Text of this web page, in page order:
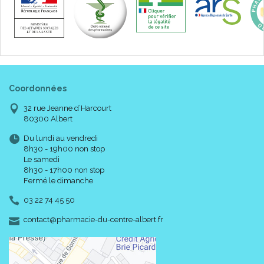
Coordonnées
32 rue Jeanne d’Harcourt
80300 Albert
Du lundi au vendredi
8h30 - 19h00 non stop
Le samedi
8h30 - 17h00 non stop
Fermé le dimanche
03 22 74 45 50
contact-
@-
pharmacie-du-centre-albert.fr